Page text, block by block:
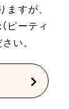
ますが、
ピーティ
い。